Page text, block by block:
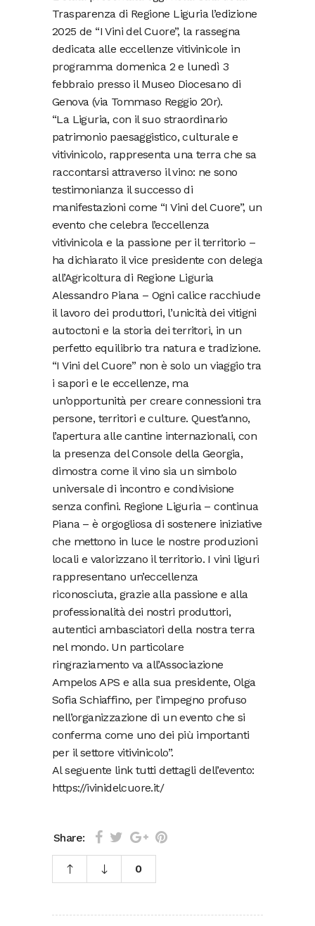
Trasparenza di Regione Liguria l’edizione
2025 de “I Vini del Cuore”, la rassegna
dedicata alle eccellenze vitivinicole in
programma domenica 2 e lunedì 3
febbraio presso il Museo Diocesano di
Genova (via Tommaso Reggio 20r).
“La Liguria, con il suo straordinario
patrimonio paesaggistico, culturale e
vitivinicolo, rappresenta una terra che sa
raccontarsi attraverso il vino: ne sono
testimonianza il successo di
manifestazioni come “I Vini del Cuore”, un
evento che celebra l’eccellenza
vitivinicola e la passione per il territorio –
ha dichiarato il vice presidente con delega
all’Agricoltura di Regione Liguria
Alessandro Piana – Ogni calice racchiude
il lavoro dei produttori, l’unicità dei vitigni
autoctoni e la storia dei territori, in un
perfetto equilibrio tra natura e tradizione.
“I Vini del Cuore” non è solo un viaggio tra
i sapori e le eccellenze, ma
un’opportunità per creare connessioni tra
persone, territori e culture. Quest’anno,
l’apertura alle cantine internazionali, con
la presenza del Console della Georgia,
dimostra come il vino sia un simbolo
universale di incontro e condivisione
senza confini. Regione Liguria – continua
Piana – è orgogliosa di sostenere iniziative
che mettono in luce le nostre produzioni
locali e valorizzano il territorio. I vini liguri
rappresentano un’eccellenza
riconosciuta, grazie alla passione e alla
professionalità dei nostri produttori,
autentici ambasciatori della nostra terra
nel mondo. Un particolare
ringraziamento va all’Associazione
Ampelos APS e alla sua presidente, Olga
Sofia Schiaffino, per l’impegno profuso
nell’organizzazione di un evento che si
conferma come uno dei più importanti
per il settore vitivinicolo”.
Al seguente link tutti dettagli dell’evento:
https://ivinidelcuore.it/
Share:
0